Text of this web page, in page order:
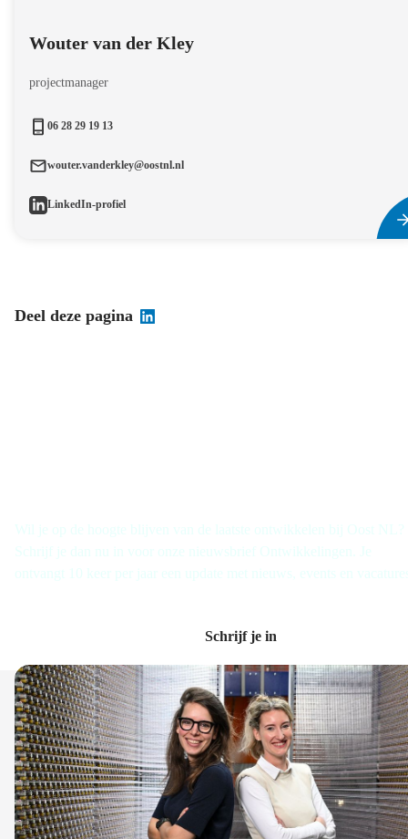
Wouter van der Kley
projectmanager
06 28 29 19 13
wouter.vanderkley@oostnl.nl
LinkedIn-profiel
Deel deze pagina
Wil je op de hoogte blijven van de laatste ontwikkelen bij Oost NL?
Schrijf je dan nu in voor onze nieuwsbrief Ontwikkelingen. Je
ontvangt 10 keer per jaar een update met nieuws, events en
Schrijf je in